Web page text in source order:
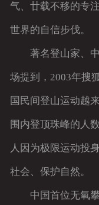
气、廿载不移的专
世界的自信步伐。
著名登山家、中
场提到，2003年搜
国民间登山运动越
围内登顶珠峰的人
人因为极限运动投
社会、保护自然。
中国首位无氧攀